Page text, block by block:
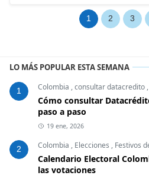
1 2 3
LO MÁS POPULAR ESTA SEMANA
1 Colombia ,consultar datacredito ,
Cómo consultar
paso a paso
19 ene, 2026
2 Colombia , Elecciones , Festivos
Calendario Electoral
las votaciones